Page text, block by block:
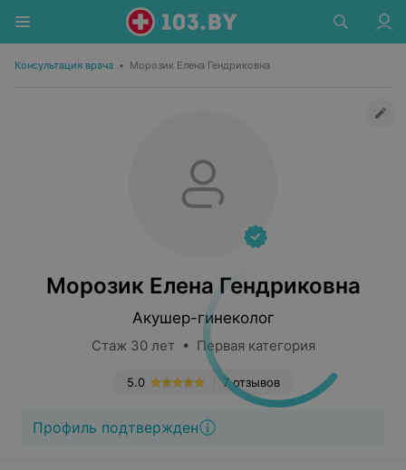
Консультация врача • Морозик Елена Гендриковна
Морозик Елена Гендриковна
Акушер-гинеколог
Стаж 30 лет • Первая категория
7 отзывов
5.0
Профиль подтвержден